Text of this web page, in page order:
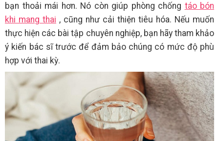
bạn thoải mái hơn. Nó còn giúp phòng chống táo bón
khi mang thai , cũng như cải thiện tiêu hóa. Nếu muốn
thực hiện các bài tập chuyên nghiệp, bạn hãy tham khảo
ý kiến bác sĩ trước để đảm bảo chúng có mức độ phù
hợp với thai kỳ.